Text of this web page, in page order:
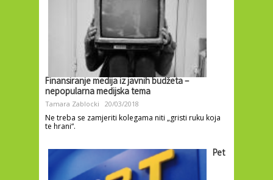
Finansiranje medija iz javnih budžeta –
nepopularna medijska tema
Tamara Zablocki 20/03/2018
Ne treba se zamjeriti kolegama niti „gristi ruku koja
te hrani“.
Pet